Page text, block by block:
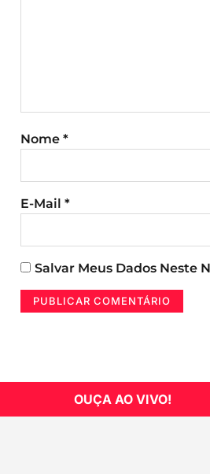
Nome *
E-Mail *
Salvar Meus Dados Neste
OUÇA AO VIVO!